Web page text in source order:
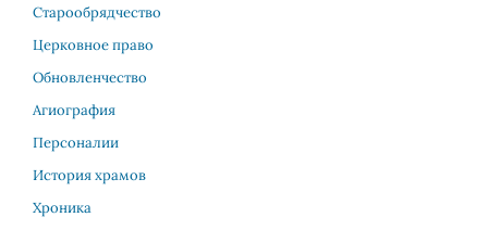
Старообрядчество
Церковное право
Обновленчество
Агиография
Персоналии
История храмов
Хроника